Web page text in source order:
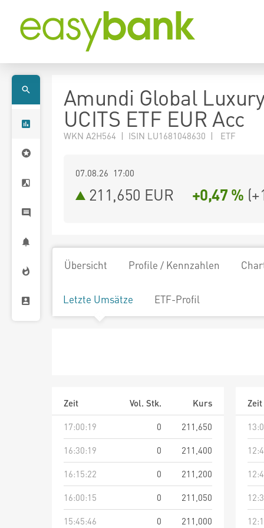
Amundi Global
UCITS ETF EUR Acc
WKN A2H564 | ISIN LU1681048630 | ETF
07.08.26 17:00
211,650 EUR +0,47 % (
Übersicht Profile / Kennzahlen
Letzte Umsätze ETF-Profil
Zeit Vol. Stk.
Kurs
17:00:19
0
211,650
16:30:19
0
211,400
16:15:22
0
211,200
16:00:15
0
211,050
15:45:46
0
211,000
Zeit